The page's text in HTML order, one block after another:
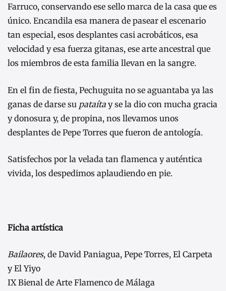
Farruco, conservando ese sello marca de la casa que es
único. Encandila esa manera de pasear el escenario
tan especial, esos desplantes casi acrobáticos, esa
velocidad y esa fuerza gitanas, ese arte ancestral que
los miembros de esta familia llevan en la sangre.
En el fin de fiesta, Pechuguita no se aguantaba ya las
ganas de darse su pataíta y se la dio con mucha gracia
y donosura y, de propina, nos llevamos unos
desplantes de Pepe Torres que fueron de antología.
Satisfechos por la velada tan flamenca y auténtica
vivida, los despedimos aplaudiendo en pie.
Ficha artística
Bailaores, de David Paniagua, Pepe Torres, El Carpeta
y El Yiyo
IX Bienal de Arte Flamenco de Málaga